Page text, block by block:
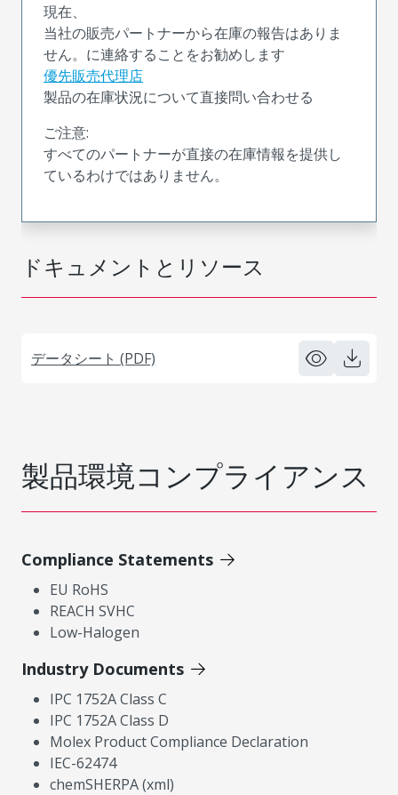
ドキュメントとリソース
データシート (PDF)
現在、
当社の販売パートナーから在庫の報告はありま
せん。に連絡することをお勧めします
優先販売代理店
製品の在庫状況について直接問い合わせる
ご注意:
すべてのパートナーが直接の在庫情報を提供し
ているわけではありません。
製品環境コンプライアンス
Compliance Statements
EU RoHS
REACH SVHC
Low-Halogen
Industry Documents
IPC 1752A Class C
IPC 1752A Class D
Molex Product Compliance Declaration
IEC-62474
chemSHERPA (xml)